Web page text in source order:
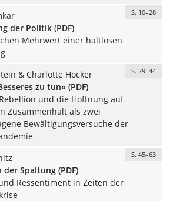
S. 10–28
der Politik (PDF)
Mehrwert einer haltlosen
& Charlotte Höcker
S. 29–44
zu tun« (PDF)
und die Hoffnung auf
Zusammenhalt als zwei
Bewältigungsversuche der
S. 45–63
der Spaltung (PDF)
Ressentiment in Zeiten der